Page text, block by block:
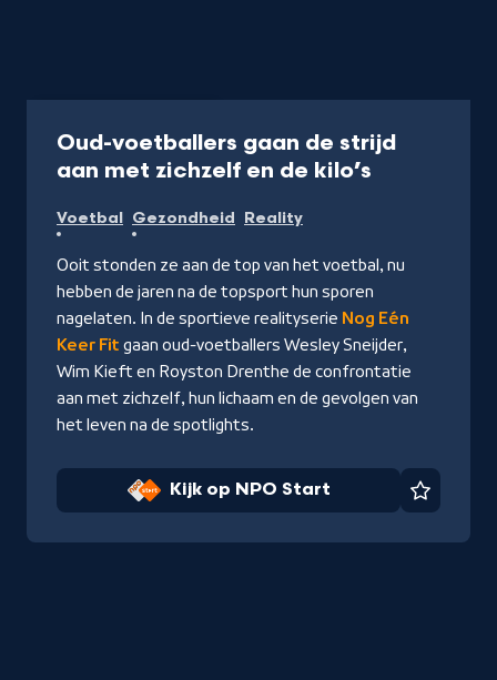
Oud-voetballers gaan de strijd
aan met zichzelf en de kilo’s
NPO
Start
Voetbal Gezondheid Reality
Ooit stonden ze aan de top van het voetbal, nu
hebben de jaren na de topsport hun sporen
nagelaten. In de sportieve realityserie Nog Eén
Keer Fit gaan oud-voetballers Wesley Sneijder,
Wim Kieft en Royston Drenthe de confrontatie
aan met zichzelf, hun lichaam en de gevolgen van
het leven na de spotlights.
Kijk op NPO Start